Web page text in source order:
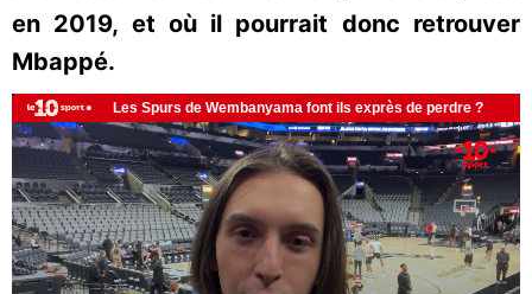
en 2019, et où il pourrait donc retrouver
Mbappé.